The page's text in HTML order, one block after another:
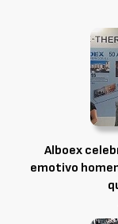
Alboex
emotivo